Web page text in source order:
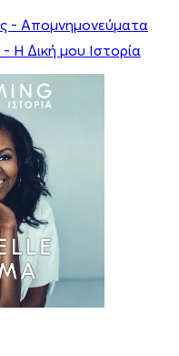
- Απομνημονεύματα
Η Δική μου Ιστορία